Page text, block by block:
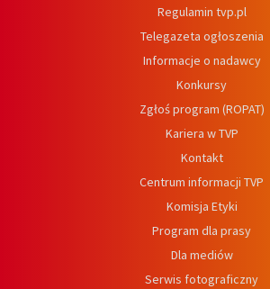
Regulamin tvp.pl
Telegazeta ogłoszenia
Informacje o nadawcy
Konkursy
Zgłoś program (ROPAT)
Kariera w TVP
Kontakt
Centrum informacji TVP
Komisja Etyki
Program dla prasy
Dla mediów
Serwis fotograficzny